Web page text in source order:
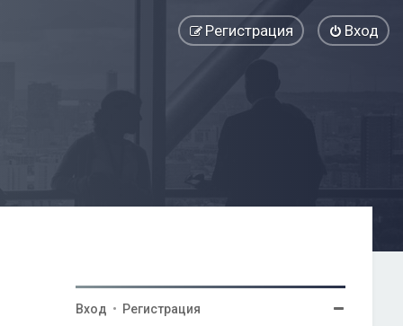
Вход
Регистрация
Вход • Регистрация